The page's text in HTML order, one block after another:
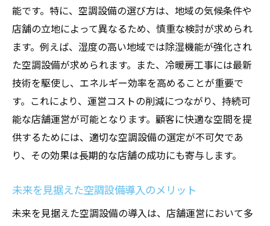
市場のニーズに応える空調設備のトレンド
スマート空調システムが実現する快適な店舗空
間の創出
スマート空調システムの機能とその利点
リアルタイム制御で実現する店舗の快適性
スマート技術で最適化された空調環境の提
案
デジタル化がもたらす空調システムの効率
快適性と効率性を両立するスマート空調シ
ステム
能です。特に、空調設備の選び方は、地域の気候条件や
店舗の立地によって異なるため、慎重な検討が求められ
ます。例えば、湿度の高い地域では除湿機能が強化され
た空調設備が求められます。また、冷暖房工事には最新
技術を駆使し、エネルギー効率を高めることが重要で
す。これにより、運営コストの削減につながり、持続可
能な店舗運営が可能となります。顧客に快適な空間を提
供するためには、適切な空調設備の選定が不可欠であ
り、その効果は長期的な店舗の成功にも寄与します。
未来を見据えた空調設備導入のメリット
未来を見据えた空調設備の導入は、店舗運営において多